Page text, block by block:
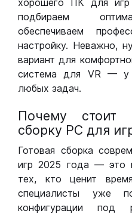
хорошего ПК для
подбираем
обеспечиваем
настройку. Неважно,
вариант для
система для VR — у
любых задач.
Почему стоит
сборку РС для
Готовая сборка
игр 2025 года — это
тех, кто ценит
специалисты уже
конфигурации